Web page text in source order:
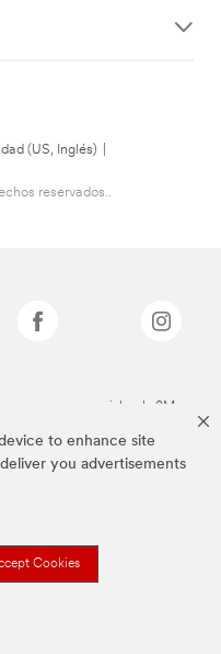
to enhance site
you advertisements
Cookies
(US, Inglés)
reservados..
marcas comerciales de 3M.